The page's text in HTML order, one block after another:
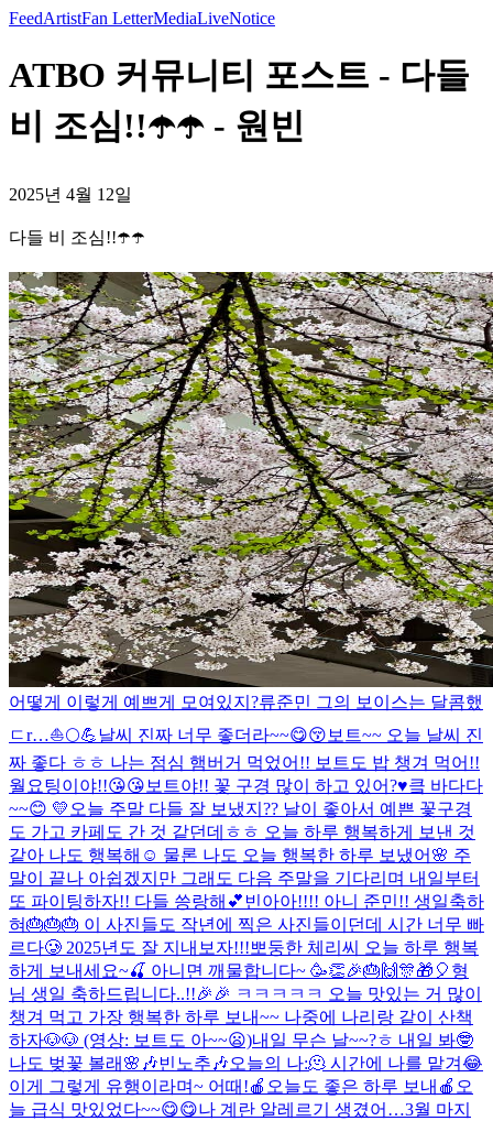
FeedArtistFan LetterMediaLiveNotice
ATBO 커뮤니티 포스트 - 다들
비 조심!!☂️☂️ - 원빈
2025년 4월 12일
다들 비 조심!!☂️☂️
어떻게 이렇게 예쁘게 모여있지?류준민 그의 보이스는 달콤했
ㄷr…⛵️🌕💪날씨 진짜 너무 좋더라~~😋😚 보트~~ 오늘 날씨 진
짜 좋다 ㅎㅎ 나는 점심 햄버거 먹었어!! 보트도 밥 챙겨 먹어!!
월요팅이야!!😘😘 보트야!! 꽃 구경 많이 하고 있어?♥️킄 바다다
~~😊 💛 오늘 주말 다들 잘 보냈지?? 날이 좋아서 예쁜 꽃구경
도 가고 카페도 간 것 같던데ㅎㅎ 오늘 하루 행복하게 보낸 것
같아 나도 행복해☺️ 물론 나도 오늘 행복한 하루 보냈어🌸 주
말이 끝나 아쉽겠지만 그래도 다음 주말을 기다리며 내일부터
또 파이팅하자!! 다들 씅랑해💕빈아아!!!! 아니 준민!! 생일축하
혀🎂🎂🎂 이 사진들도 작년에 찍은 사진들이던데 시간 너무 빠
르다🥲 2025년도 잘 지내보자!!!뽀둥한 체리씨 오늘 하루 행복
하게 보내세요~🍒 아니면 깨물합니다~ 🥳👏🎉🎂🙌🎊🎁🎈 형
님 생일 축하드립니다..!!🎉🎉 ㅋㅋㅋㅋㅋ 오늘 맛있는 거 많이
챙겨 먹고 가장 행복한 하루 보내~~ 나중에 나리랑 같이 산책
하자🐶🐶 (영상: 보트도 아~~😦)내일 무슨 날~~?ㅎ 내일 봐🤓
나도 벚꽃 볼래🌸 🎶빈노추🎶오늘의 나:🫠 시간에 나를 맡겨😂
이게 그렇게 유행이라며~ 어때!🍎오늘도 좋은 하루 보내🍎 오
늘 급식 맛있었다~~😋😋나 계란 알레르기 생겼어…3월 마지